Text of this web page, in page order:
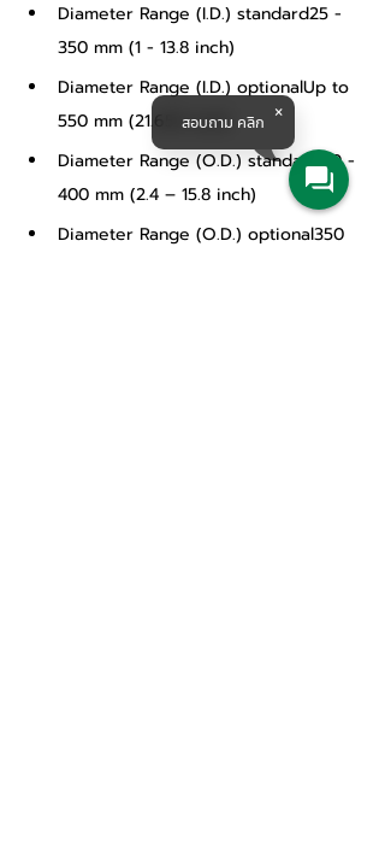
Diameter Range (I.D.) standard25 -
350 mm (1 - 13.8 inch)
Diameter Range (I.D.) optionalUp to
550 mm (21.654 inch)
Diameter Range (O.D.) standard60 -
400 mm (2.4 – 15.8 inch)
Diameter Range (O.D.) optional350
สอบถาม คลิก